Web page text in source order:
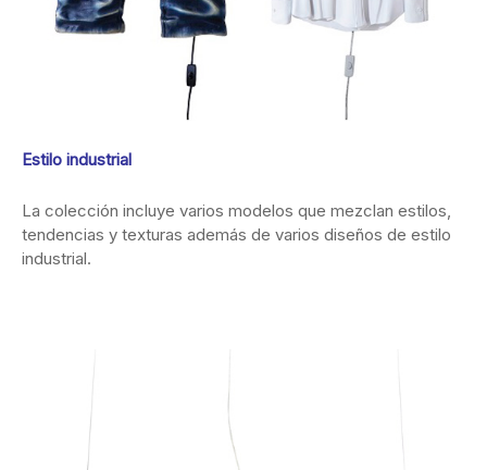
Estilo industrial
La colección incluye varios modelos que mezclan estilos,
tendencias y texturas además de varios diseños de estilo
industrial.